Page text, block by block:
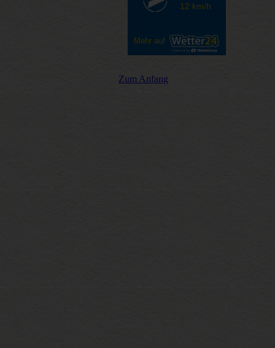
Mehr auf
12 km/h
Zum Anfang